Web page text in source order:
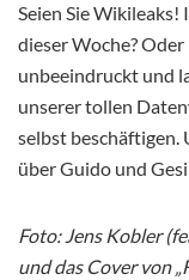
Seien Sie
dieser Woche?
unbeeindruckt und
unserer tollen
selbst beschäftigen.
über Guido und
Foto: Jens Kobler
und das Cover von